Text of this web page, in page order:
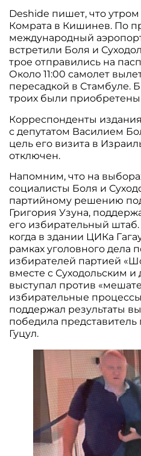
Deshide пишет, что
Комрата в Кишинев. По
международный
встретили Боля и
трое отправились на
Около 11:00 самолет
пересадкой в ​​Стамбуле.
троих были приобретены
Корреспонденты
с депутатом Василием
цель его визита в
отключен.
Напомним, что на
социалисты Боля и
партийному решению
Григория Узуна,
его избирательный штаб.
когда в здании ЦИКа
рамках уголовного дела
избирателей партией
вместе с Суходольским
выступал против
избирательные процессы
поддержал результаты
победила
Гуцул.